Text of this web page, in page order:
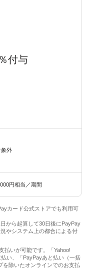
％付与
象外
円相当／期間
カード公式ストアでも利用可
から起算して30日後にPayPay
やシステム上の都合による付
払いが可能です。「Yahoo!
い、「PayPayあと払い（一括
を除いたオンラインでのお支払